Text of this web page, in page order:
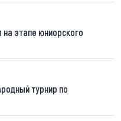
на этапе юниорского
турнир по